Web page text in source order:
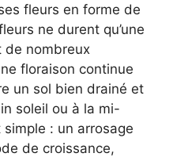
fleurs en forme de
ne durent qu’une
de nombreux
floraison continue
un sol bien drainé et
soleil ou à la mi-
: un arrosage
de croissance,